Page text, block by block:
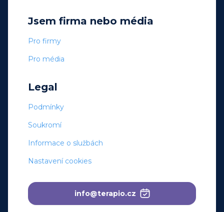
Jsem firma nebo média
Pro firmy
Pro média
Legal
Podmínky
Soukromí
Informace o službách
Nastavení cookies
info@terapio.cz